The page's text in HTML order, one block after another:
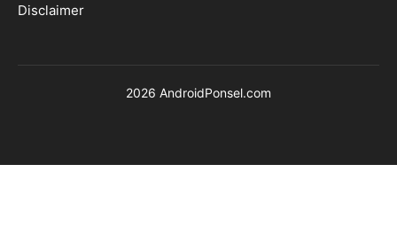
Disclaimer
2026 AndroidPonsel.com